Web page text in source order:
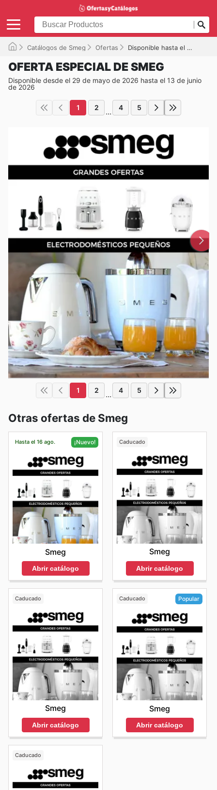
Catálogos de Smeg Ofertas Disponible hasta el 13/06/2026
OFERTA ESPECIAL DE SMEG
Disponible desde el 29 de mayo de 2026 hasta el 13 de junio
de 2026
1 2 ... 4 5
1 2 ... 4 5
Otras ofertas de Smeg
Hasta el 16 ago. ¡Nuevo!
Smeg
Abrir catálogo
Caducado
Smeg
Abrir catálogo
Caducado
Smeg
Abrir catálogo
Caducado Popular
Smeg
Abrir catálogo
Caducado